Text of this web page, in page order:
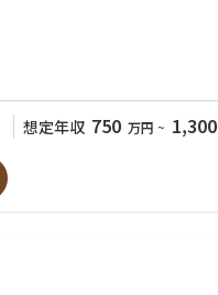
想定年収 750 万円 ~ 1,300